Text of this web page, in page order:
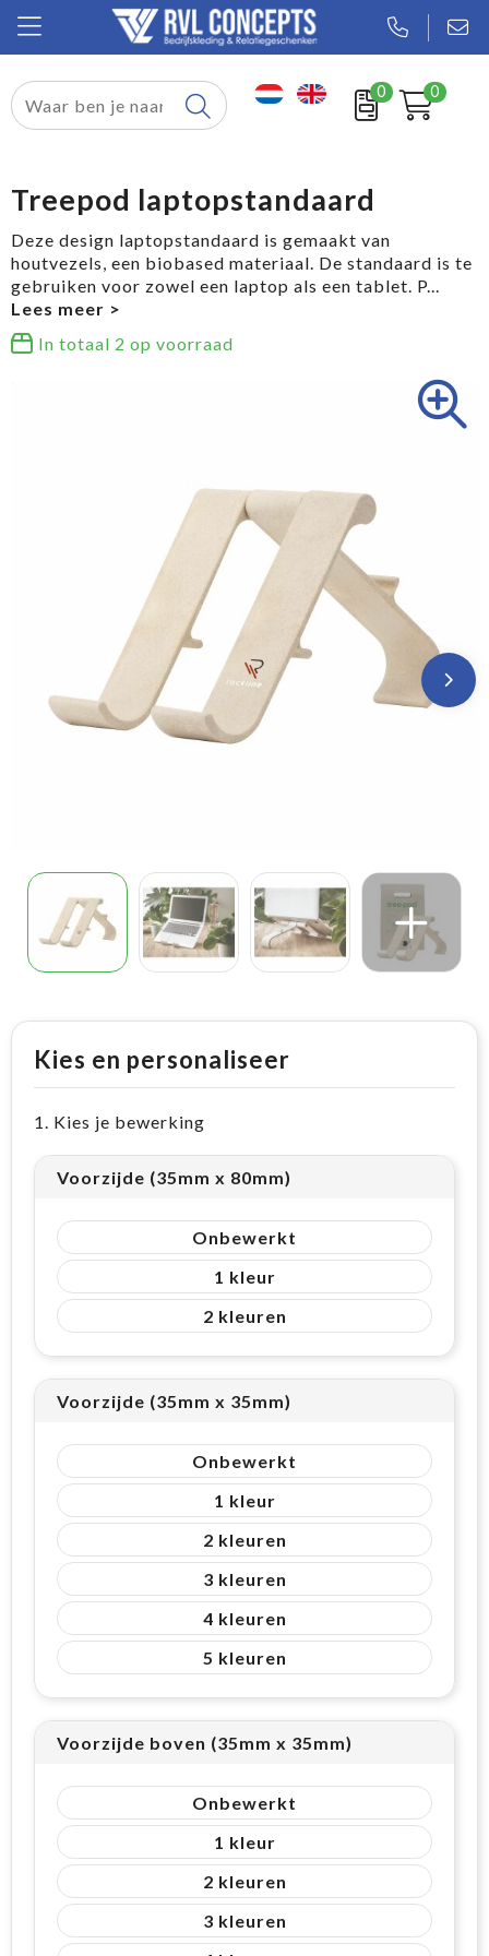
0 0
Relatiegeschenken
Tassen
Sport
Treepod laptopstandaard
Deze design laptopstandaard is gemaakt van
houtvezels, een biobased materiaal. De standaard is te
gebruiken voor zowel een laptop als een tablet. P...
In totaal 2 op voorraad
Kies en personaliseer
1. Kies je bewerking
Voorzijde (35mm x 80mm)
Onbewerkt
1
2
Voorzijde (35mm x 35mm)
Onbewerkt
1
2
3
4
5
Voorzijde boven (35mm x 35mm)
Onbewerkt
1
2
3